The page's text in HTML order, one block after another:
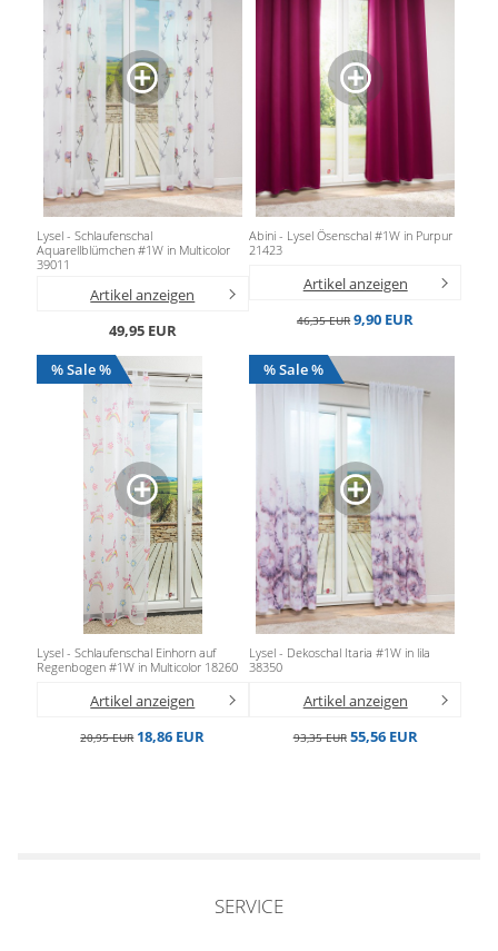
Lysel - Schlaufenschal
Aquarellblümchen #1W in Multicolor
39011
Artikel anzeigen
49,95 EUR
Abini - Lysel Ösenschal #1W in Purpur
21423
Artikel anzeigen
46,35 EUR 9,90 EUR
% Sale %
Lysel - Schlaufenschal Einhorn auf
Regenbogen #1W in Multicolor 18260
Artikel anzeigen
20,95 EUR 18,86 EUR
% Sale %
Lysel - Dekoschal Itaria #1W in lila
38350
Artikel anzeigen
93,35 EUR 55,56 EUR
SERVICE